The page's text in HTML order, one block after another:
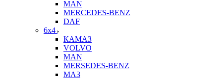
MAN
MERCEDES-BENZ
DAF
6x4
КАМАЗ
VOLVO
MAN
MERSEDES-BENZ
МАЗ